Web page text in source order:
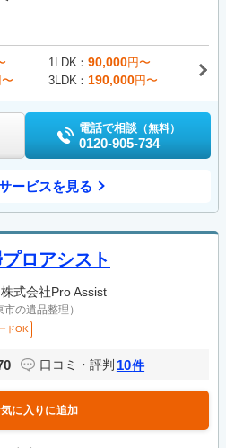
1LDK 90,000円〜
〜 3LDK 190,000円〜
電話で相談 （無料）
0120-905-734
ービスを見る
ロアシスト
株式会社Pro Assist
市の遺品整理）
ドOK
口コミ・評判 10件
に入りに追加